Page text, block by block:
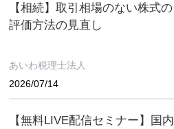
【相続】取引相場のない株式の
評価方法の見直し
あいわ税理士法人
2026/07/14
【無料LIVE配信セミナー】国内